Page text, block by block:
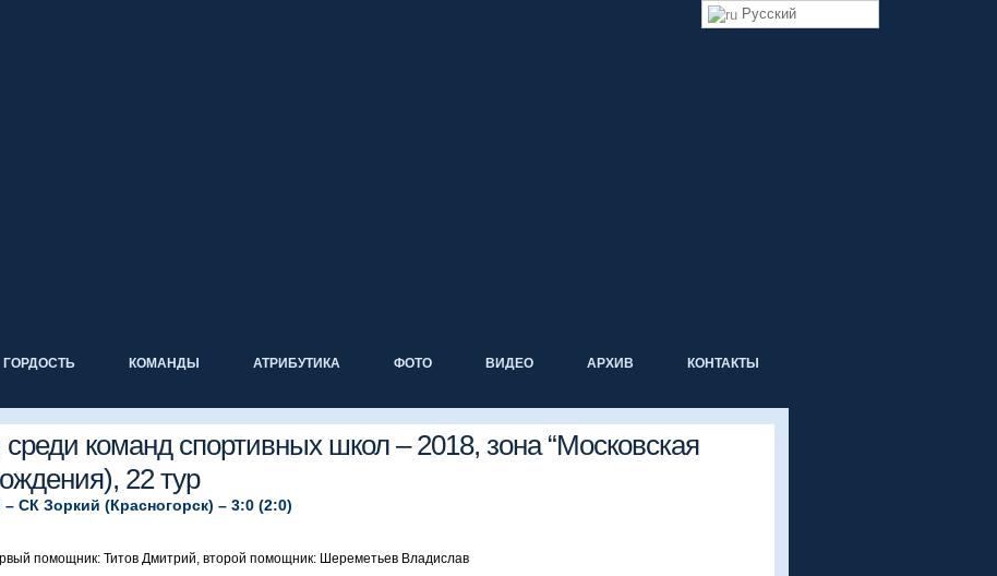
ГОРДОСТЬ КОМАНДЫ АТРИБУТИКА ФОТО ВИДЕО АРХИВ КОНТАКТЫ
команд спортивных школ – 2018, зона “Московская
22 тур
СК Зоркий (Красногорск) – 3:0 (2:0)
помощник: Титов Дмитрий, второй помощник: Шереметьев Владислав
Русский